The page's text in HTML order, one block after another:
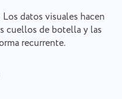
Los datos visuales hacen
cuellos de botella y las
recurrente.